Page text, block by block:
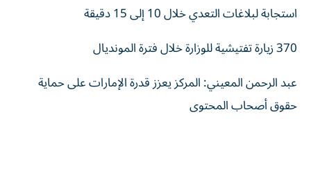
استجابة لبلاغات التعدي خلال 10 إلى 15 دقيقة
370 زيارة تفتيشية للوزارة خلال فترة المونديال
عبد الرحمن المعيني: المركز يعزز قدرة الإمارات على حماية
حقوق أصحاب المحتوى